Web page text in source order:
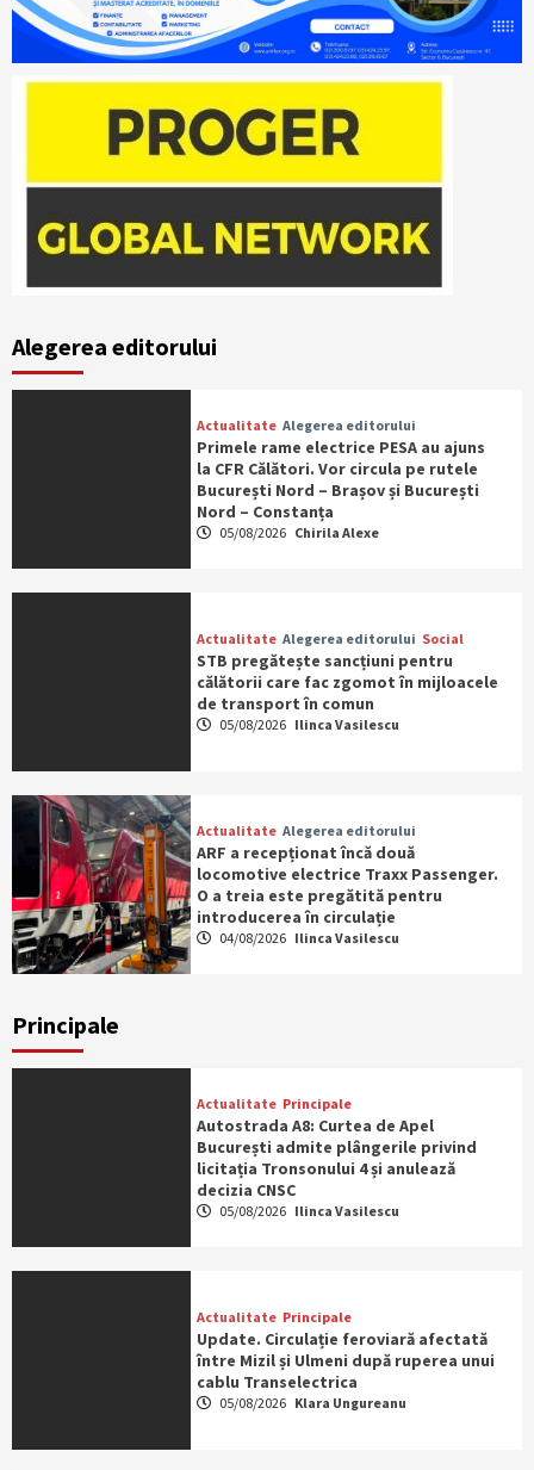
Alegerea editorului
Actualitate Alegerea editorului
Primele rame electrice PESA au ajuns
la CFR Călători. Vor circula pe rutele
București Nord – Brașov și București
Nord – Constanța
05/08/2026 Chirila Alexe
Actualitate Alegerea editorului Social
STB pregătește sancțiuni pentru
călătorii care fac zgomot în mijloacele
de transport în comun
05/08/2026 Ilinca Vasilescu
Actualitate Alegerea editorului
ARF a recepționat încă două
locomotive electrice Traxx Passenger.
O a treia este pregătită pentru
introducerea în circulație
04/08/2026 Ilinca Vasilescu
Principale
Actualitate Principale
Autostrada A8: Curtea de Apel
București admite plângerile privind
licitația Tronsonului 4 și anulează
decizia CNSC
05/08/2026 Ilinca Vasilescu
Actualitate Principale
Update. Circulație feroviară afectată
între Mizil și Ulmeni după ruperea unui
cablu Transelectrica
05/08/2026 Klara Ungureanu